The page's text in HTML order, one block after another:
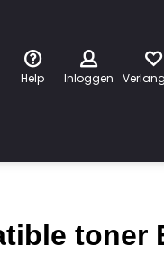
Help Inloggen
toner